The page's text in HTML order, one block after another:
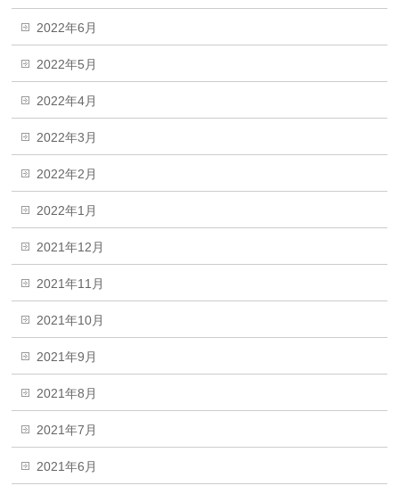
2022年6月
2022年5月
2022年4月
2022年3月
2022年2月
2022年1月
2021年12月
2021年11月
2021年10月
2021年9月
2021年8月
2021年7月
2021年6月